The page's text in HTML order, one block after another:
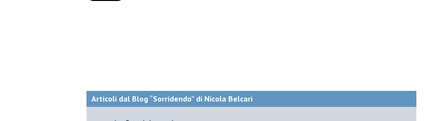
Articoli dal Blog “Sorridendo” di Nicola Belcari